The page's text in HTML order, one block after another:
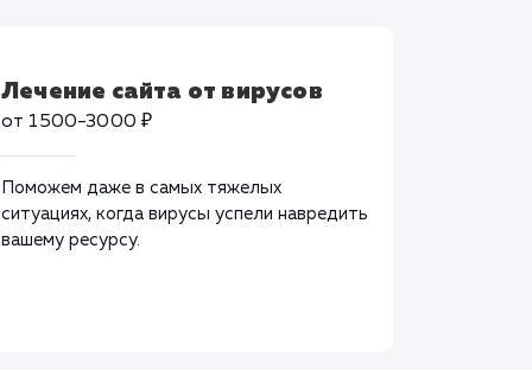
Лечение сайта от вирусов
от 1500-3000 ₽
Поможем даже в самых тяжелых
ситуациях, когда вирусы успели навредить
вашему ресурсу.